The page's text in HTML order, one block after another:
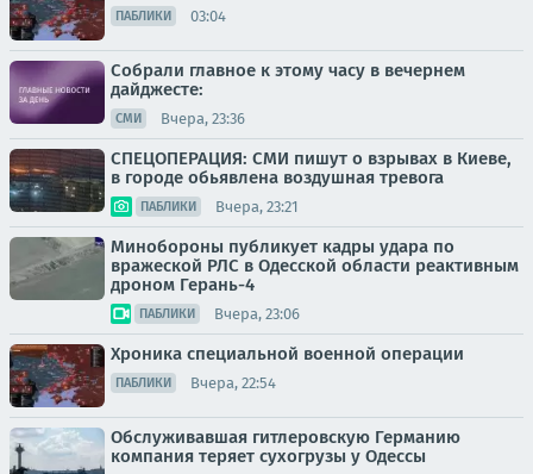
ПАБЛИКИ 03:04
Собрали главное к этому часу в вечернем
дайджесте:
СМИ Вчера, 23:36
СПЕЦОПЕРАЦИЯ: СМИ пишут о взрывах в Киеве,
в городе обьявлена воздушная тревога
ПАБЛИКИ Вчера, 23:21
Минобороны публикует кадры удара по
вражеской РЛС в Одесской области реактивным
дроном Герань-4
ПАБЛИКИ Вчера, 23:06
Хроника специальной военной операции
ПАБЛИКИ Вчера, 22:54
Обслуживавшая гитлеровскую Германию
компания теряет сухогрузы у Одессы